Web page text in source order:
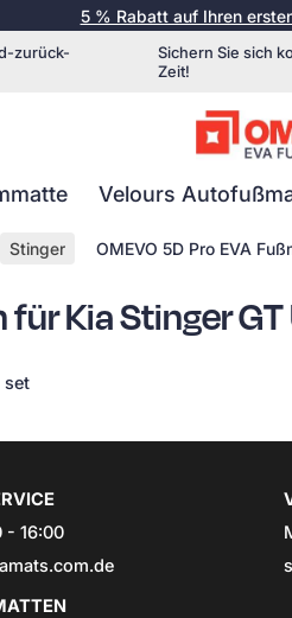
5 % Rabatt auf Ihren
zurück-
Sichern Sie sich
Zeit!
Velours
Stinger OMEVO 5D Pro EVA
Kia Stinger
set
- 16:00